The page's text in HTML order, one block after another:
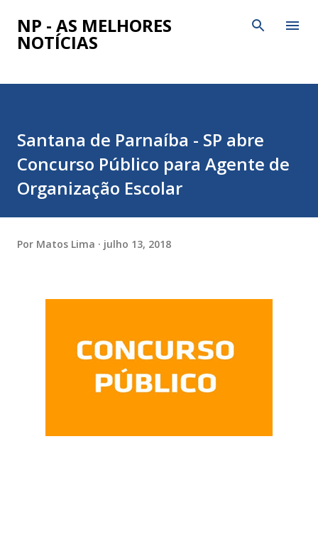
Pular para o conteúdo principal
NP - AS MELHORES
NOTÍCIAS
Santana de Parnaíba - SP abre
Concurso Público para Agente de
Organização Escolar
Por Matos Lima julho 13, 2018